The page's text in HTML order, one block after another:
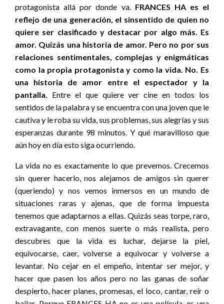
protagonista allá por donde va. FRANCES HA es el
reflejo de una generación, el sinsentido de quien no
quiere ser clasificado y destacar por algo más. Es
amor. Quizás una historia de amor. Pero no por sus
relaciones sentimentales, complejas y enigmáticas
como la propia protagonista y como la vida. No. Es
una historia de amor entre el espectador y la
pantalla. Entre el que quiere ver cine en todos los
sentidos de la palabra y se encuentra con una joven que le
cautiva y le roba su vida, sus problemas, sus alegrías y sus
esperanzas durante 98 minutos. Y qué maravilloso que
aún hoy en día esto siga ocurriendo.
La vida no es exactamente lo que prevemos. Crecemos
sin querer hacerlo, nos alejamos de amigos sin querer
(queriendo) y nos vemos inmersos en un mundo de
situaciones raras y ajenas, que de forma impuesta
tenemos que adaptarnos a ellas. Quizás seas torpe, raro,
extravagante, con menos suerte o más realista, pero
descubres que la vida es luchar, dejarse la piel,
equivocarse, caer, volverse a equivocar y volverse a
levantar. No cejar en el empeño, intentar ser mejor, y
hacer que pasen los años pero no las ganas de soñar
despierto, hacer planes, promesas, el loco, cantar, reír o